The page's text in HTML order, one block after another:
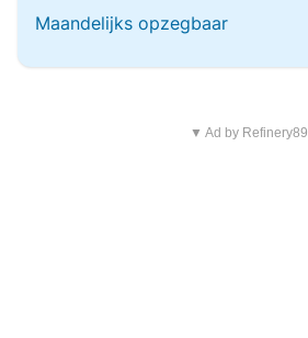
Maandelijks opzegbaar
▼ Ad by Refinery89